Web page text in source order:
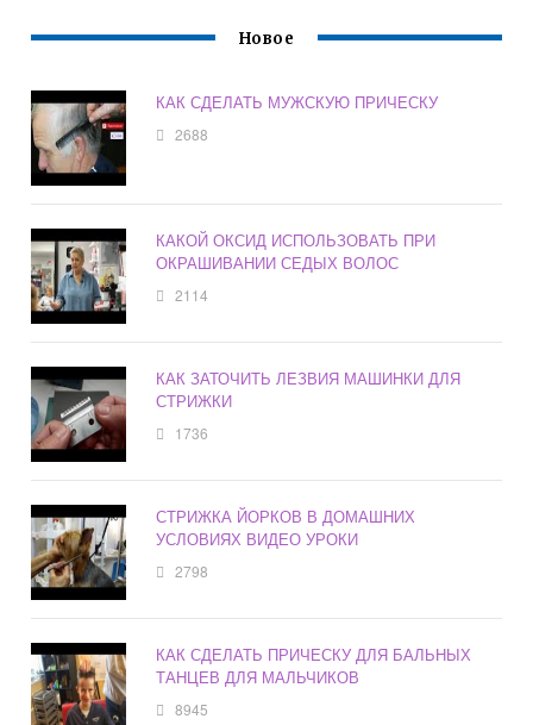
Новое
КАК СДЕЛАТЬ МУЖСКУЮ ПРИЧЕСКУ
2688
КАКОЙ ОКСИД ИСПОЛЬЗОВАТЬ ПРИ
ОКРАШИВАНИИ СЕДЫХ ВОЛОС
2114
КАК ЗАТОЧИТЬ ЛЕЗВИЯ МАШИНКИ ДЛЯ
СТРИЖКИ
1736
СТРИЖКА ЙОРКОВ В ДОМАШНИХ
УСЛОВИЯХ ВИДЕО УРОКИ
2798
КАК СДЕЛАТЬ ПРИЧЕСКУ ДЛЯ БАЛЬНЫХ
ТАНЦЕВ ДЛЯ МАЛЬЧИКОВ
8945